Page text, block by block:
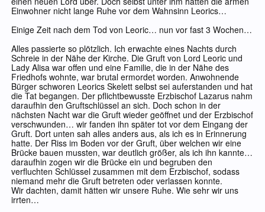
Einwohner nicht lange Ruhe vor dem Wahnsinn Leorics…
Einige Zeit nach dem Tod von Leoric… nun vor fast 3 Wochen…
Alles passierte so plötzlich. Ich erwachte eines Nachts durch
Schreie in der Nähe der Kirche. Die Gruft von Lord Leoric und
Lady Alisa war offen und eine Familie, die in der Nähe des
Friedhofs wohnte, war brutal ermordet worden. Anwohnende
Bürger schworen Leorics Skelett selbst sei auferstanden und hat
die Tat begangen. Der pflichtbewusste Erzbischof Lazarus nahm
daraufhin den Gruftschlüssel an sich. Doch schon in der
nächsten Nacht war die Gruft wieder geöffnet und der Erzbischof
verschwunden… wir fanden ihn später tot vor dem Eingang der
Gruft. Dort unten sah alles anders aus, als ich es in Erinnerung
hatte. Der Riss im Boden vor der Gruft, über welchen wir eine
Brücke bauen mussten, war deutlich größer, als ich ihn kannte…
daraufhin zogen wir die Brücke ein und begruben den
verfluchten Schlüssel zusammen mit dem Erzbischof, sodass
niemand mehr die Gruft betreten oder verlassen konnte.
Wir dachten, damit hätten wir unsere Ruhe. Wie sehr wir uns
irrten…